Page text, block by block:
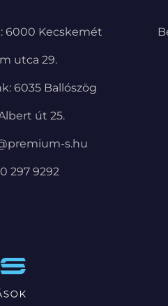
6000 Kecskemét
utca 29.
6035 Ballószög
út 25.
s.hu
297 9292